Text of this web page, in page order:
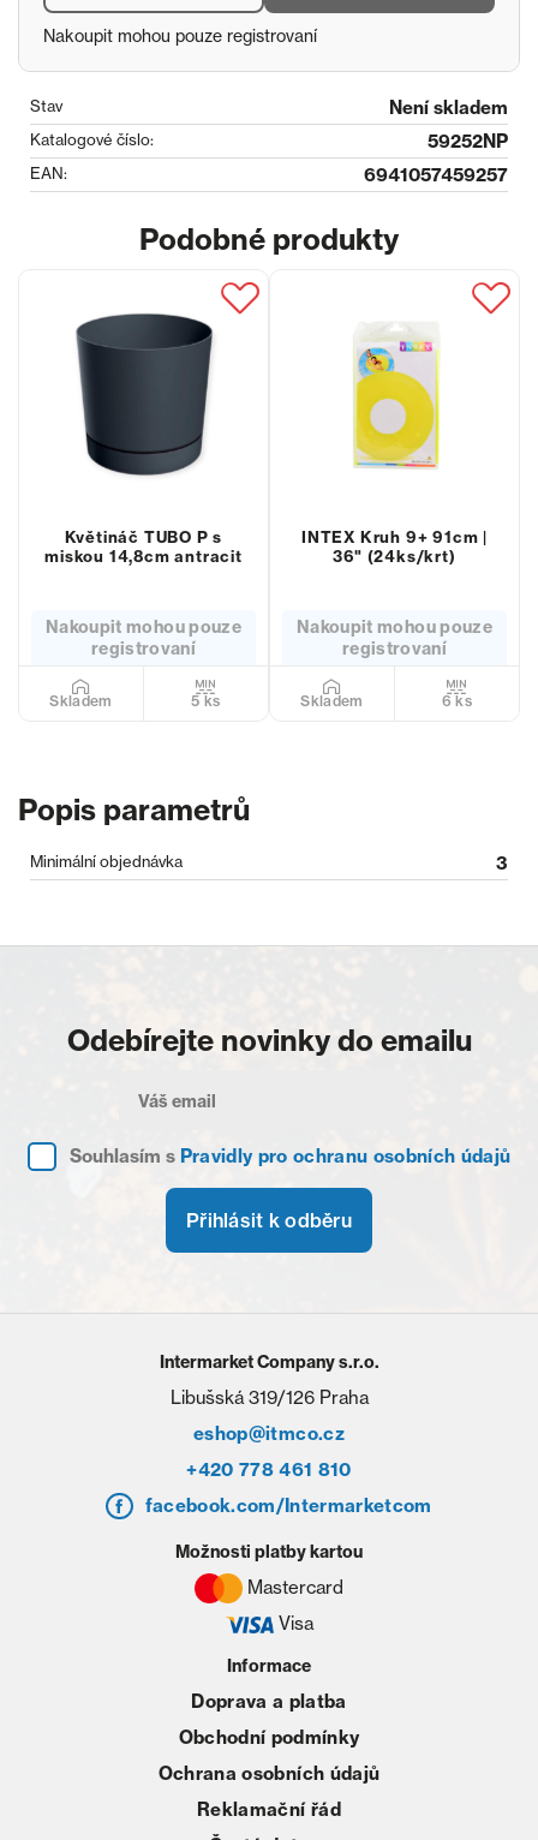
Nakoupit mohou pouze registrovaní
Stav Není skladem
Katalogové číslo: 59252NP
EAN: 6941057459257
Podobné produkty
Květináč TUBO P s
miskou 14,8cm antracit
Nakoupit mohou pouze
registrovaní
Skladem 5 ks
INTEX Kruh 9+ 91cm |
36" (24ks/krt)
Nakoupit mohou pouze
registrovaní
Skladem 6 ks
Popis parametrů
Minimální objednávka 3
Odebírejte novinky do emailu
Souhlasím s Pravidly pro ochranu osobních údajů
Přihlásit k odběru
Intermarket Company s.r.o.
Libušská 319/126 Praha
eshop@itmco.cz
+420 778 461 810
facebook.com/Intermarketcom
Informace
Doprava a platba
Obchodní podmínky
Ochrana osobních údajů
Reklamační řád
Možnosti platby kartou
Mastercard
Visa